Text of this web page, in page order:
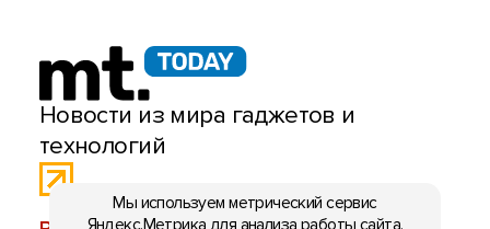
Новости из мира гаджетов и
технологий
Мы используем метрический сервис